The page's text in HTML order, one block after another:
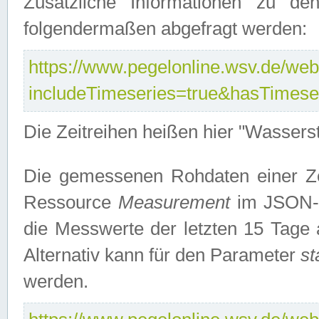
folgendermaßen abgefragt werden:
https://www.pegelonline.wsv.de/
Die Zeitreihen heißen hier
Die gemessenen Rohdaten einer
Ressource Measurementim JSON-
die Messwerte der letzten 15
Alternativ kann für den Parameter
werden.